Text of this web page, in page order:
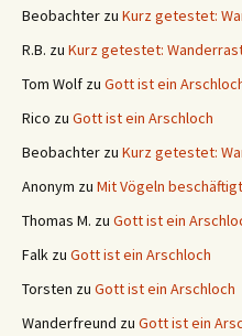
Beobachter zu Kurz getestet:
R.B. zu Kurz getestet:
Tom Wolf zu Gott ist ein
Rico zu Gott ist ein Arschloch
Beobachter zu Kurz getestet:
Anonym zu Mit Vögeln beschäftigt
Thomas M. zu Gott ist ein
Falk zu Gott ist ein Arschloch
Torsten zu Gott ist ein Arschloch
Wanderfreund zu Gott ist ein